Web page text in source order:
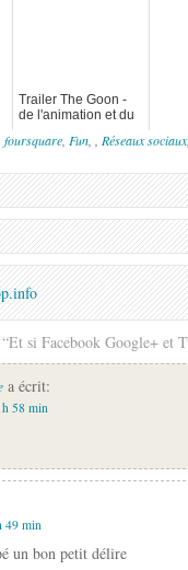
Trailer The Goon -
de l'animation et du
foursquare Fun Réseaux sociaux,
si Facebook Google+ et
a écrit:
58 min
49 min
un bon petit délire